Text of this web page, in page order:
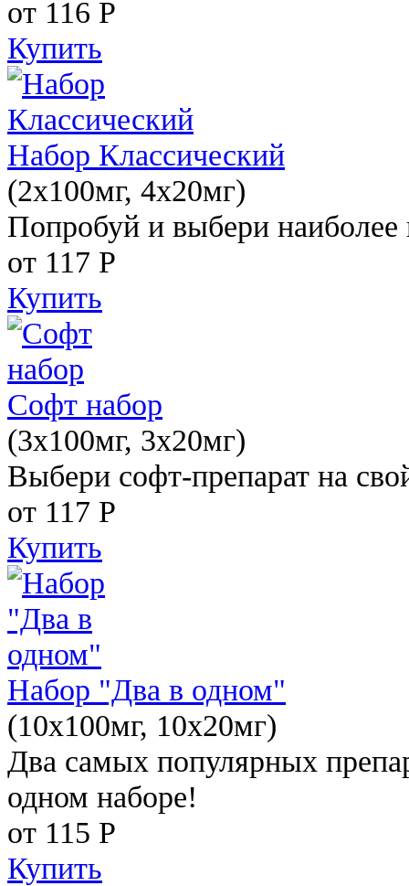
от 116 Р
Купить
Набор Классический
(2x100мг, 4x20мг)
Попробуй и выбери наиболее
от 117 Р
Купить
Софт набор
(3x100мг, 3x20мг)
Выбери софт-препарат на
от 117 Р
Купить
Набор "Два в одном"
(10x100мг, 10x20мг)
Два самых популярных
одном наборе!
от 115 Р
Купить